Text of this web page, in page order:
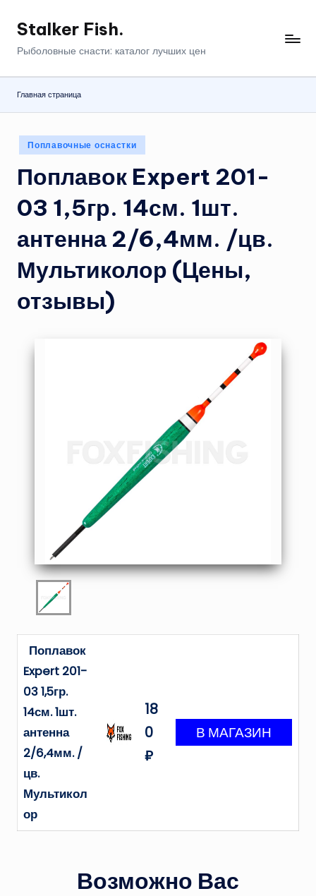
Перейти
Stalker Fish.
Рыболовные снасти: каталог лучших цен
Главная страница
Опубликовано
в
Поплавочные оснастки
Поплавок Expert 201-
03 1,5гр. 14см. 1шт.
антенна 2/6,4мм. /цв.
Мультиколор (Цены,
отзывы)
Поплавок
Expert 201-
03 1,5гр.
14см. 1шт.
антенна
2/6,4мм. /
цв.
Мультикол
ор
18
0
₽
Возможно Вас